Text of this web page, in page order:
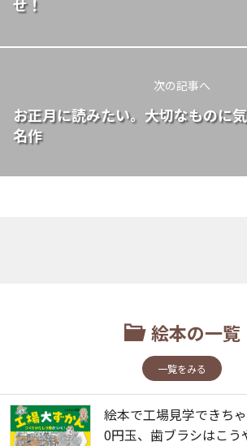
せ！
次の記事へ
お正月に読みたい。大切なものに
名作
絵本の一覧
一覧をみる
絵本で工場見学できち
0円玉、歯ブラシはこう